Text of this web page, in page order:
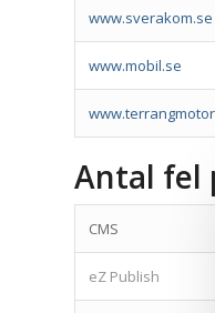
www.sverakom.se
www.mobil.se
Antal fel
CMS
eZ Publish